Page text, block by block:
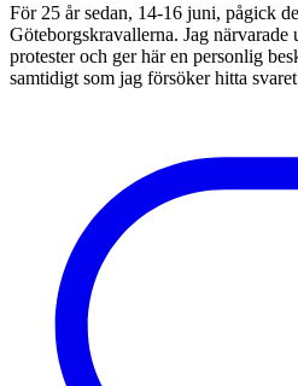
För 25 år sedan, 14-16 juni, pågick
Göteborgskravallerna. Jag närvarade
protester och ger här en personlig
samtidigt som jag försöker hitta